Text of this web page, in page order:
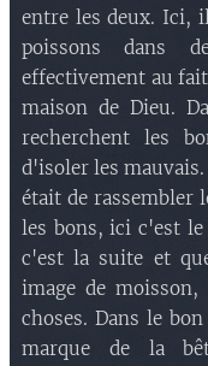
entre les deux. Ici,
poissons dans
effectivement au
maison de Dieu.
recherchent les
d'isoler les
était de rassembler
les bons, ici c'est
c'est la suite et
image de
choses. Dans le
marque de la